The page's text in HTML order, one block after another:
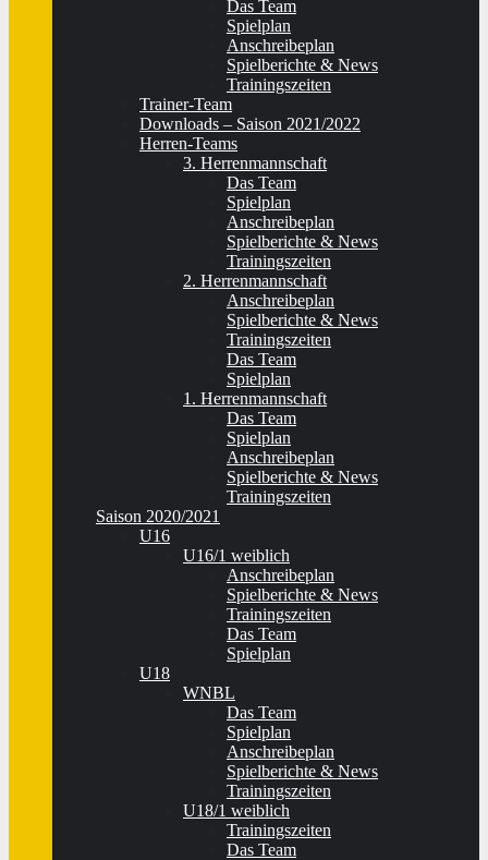
Das Team
Spielplan
Anschreibeplan
Spielberichte & News
Trainingszeiten
Trainer-Team
Downloads – Saison 2021/2022
Herren-Teams
3. Herrenmannschaft
Das Team
Spielplan
Anschreibeplan
Spielberichte & News
Trainingszeiten
2. Herrenmannschaft
Anschreibeplan
Spielberichte & News
Trainingszeiten
Das Team
Spielplan
1. Herrenmannschaft
Das Team
Spielplan
Anschreibeplan
Spielberichte & News
Trainingszeiten
Saison 2020/2021
U16
U16/1 weiblich
Anschreibeplan
Spielberichte & News
Trainingszeiten
Das Team
Spielplan
U18
WNBL
Das Team
Spielplan
Anschreibeplan
Spielberichte & News
Trainingszeiten
U18/1 weiblich
Trainingszeiten
Das Team